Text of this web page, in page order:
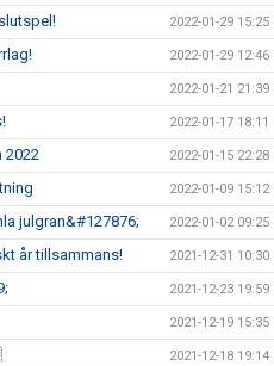
2022-01-29 15:25
2022-01-29 12:46
2022-01-21 21:39
2022-01-17 18:11
2022 2022-01-15 22:28
2022-01-09 15:12
julgran&#127876; 2022-01-02 09:25
år tillsammans! 2021-12-31 10:30
2021-12-23 19:59
2021-12-19 15:35
2021-12-18 19:14